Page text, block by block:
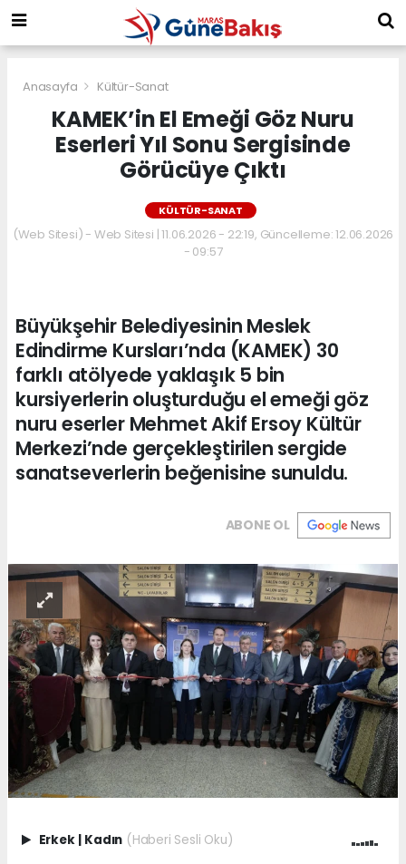
Anasayfa Kültür-Sanat
KAMEK’in El Emeği Göz Nuru
Eserleri Yıl Sonu Sergisinde
Görücüye Çıktı
KÜLTÜR-SANAT
(Web Sitesi) - Web Sitesi | 11.06.2026 - 22:19, Güncelleme: 12.06.2026
- 09:57
Büyükşehir Belediyesinin Meslek
Edindirme Kursları’nda (KAMEK) 30
farklı atölyede yaklaşık 5 bin
kursiyerlerin oluşturduğu el emeği göz
nuru eserler Mehmet Akif Ersoy Kültür
Merkezi’nde gerçekleştirilen sergide
sanatseverlerin beğenisine sunuldu.
ABONE OL
Erkek | Kadın (Haberi Sesli Oku)